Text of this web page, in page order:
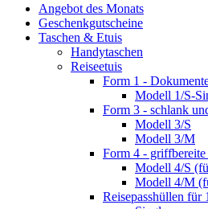
Angebot des Monats
Geschenkgutscheine
Taschen & Etuis
Handytaschen
Reiseetuis
Form 1 -
Modell 1/S-
Form 3 - schlank
Modell 3/S
Modell 3/M
Form 4 -
Modell 4/S
Modell 4/M
Reisepasshüllen für